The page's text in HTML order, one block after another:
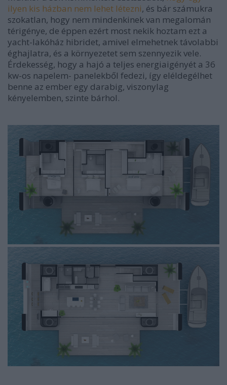
ilyen kis házban nem lehet létezni, és bár számukra
szokatlan, hogy nem mindenkinek van megalomán
térigénye, de éppen ezért most nekik hoztam ezt a
yacht-lakóház hibridet, amivel elmehetnek távolabbi
éghajlatra, és a környezetet sem szennyezik vele.
Érdekesség, hogy a hajó a teljes energiaigényét a 36
kw-os napelem- panelekből fedezi, így eléldegélhet
benne az ember egy darabig, viszonylag
kényelemben, szinte bárhol.